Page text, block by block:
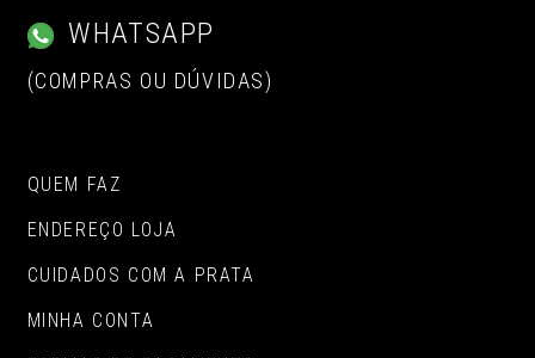
WHATSAPP
(COMPRAS OU DÚVIDAS)
QUEM FAZ
ENDEREÇO LOJA
CUIDADOS COM A PRATA
MINHA CONTA